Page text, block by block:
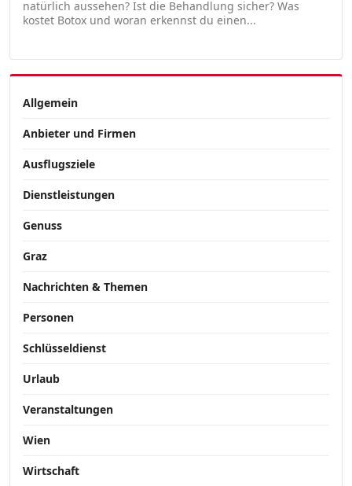
natürlich aussehen? Ist die Behandlung sicher? Was
kostet Botox und woran erkennst du einen...
Allgemein
Anbieter und Firmen
Ausflugsziele
Dienstleistungen
Genuss
Graz
Nachrichten & Themen
Personen
Schlüsseldienst
Urlaub
Veranstaltungen
Wien
Wirtschaft